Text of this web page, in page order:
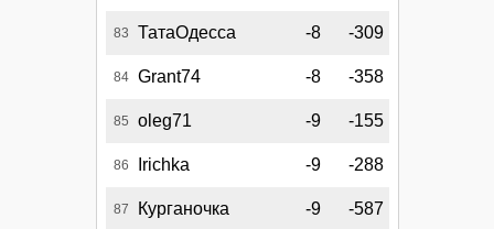
83 ТатаОдесса -8 -309
84 Grant74 -8 -358
85 oleg71 -9 -155
86 Irichka -9 -288
87 Курганочка -9 -587